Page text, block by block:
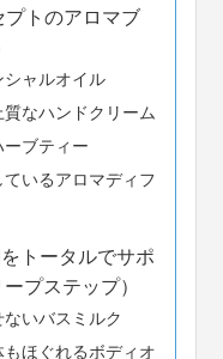
プトのアロマブ
シャルオイル
なハンドクリーム
ブティー
いるアロマディフ
トータルでサポ
プステップ）
いバスミルク
ほぐれるボディオ